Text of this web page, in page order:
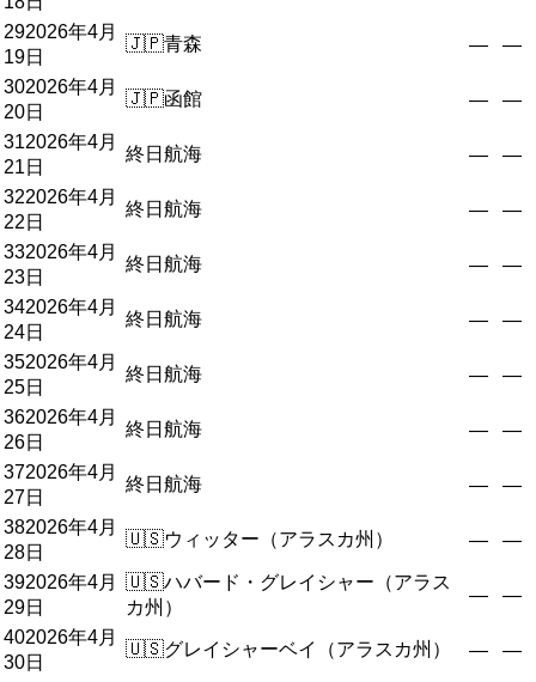
292026年4月
19日
🇯🇵青森 — —
302026年4月
20日
🇯🇵函館 — —
312026年4月
21日
終日航海 — —
322026年4月
22日
終日航海 — —
332026年4月
23日
終日航海 — —
342026年4月
24日
終日航海 — —
352026年4月
25日
終日航海 — —
362026年4月
26日
終日航海 — —
372026年4月
27日
終日航海 — —
382026年4月
28日
🇺🇸ウィッター（アラスカ州） — —
392026年4月
29日
🇺🇸ハバード・グレイシャー（アラス
カ州）
— —
402026年4月
30日
🇺🇸グレイシャーベイ（アラスカ州） — —